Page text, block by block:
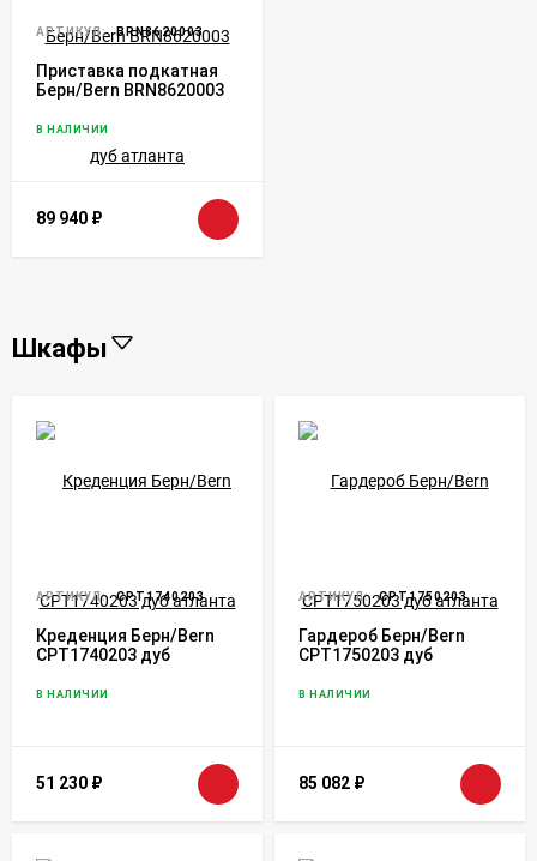
АРТИКУЛ: BRN8620003
Приставка подкатная
Берн/Bern BRN8620003
В НАЛИЧИИ
89 940 ₽
Шкафы
АРТИКУЛ: CPT1740203
Креденция Берн/Bern
CPT1740203 дуб
В НАЛИЧИИ
51 230 ₽
АРТИКУЛ: CPT1750203
Гардероб Берн/Bern
CPT1750203 дуб
В НАЛИЧИИ
85 082 ₽